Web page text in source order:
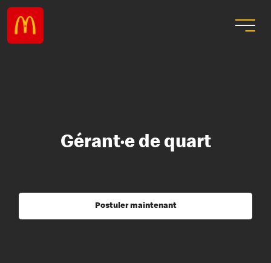
Gérant·e de quart
Postuler maintenant